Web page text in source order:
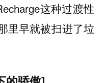
这种过渡性
里早就被扫进了垃